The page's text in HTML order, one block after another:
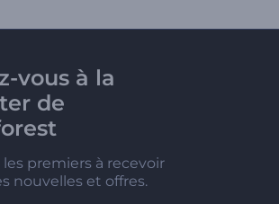
vous à la
de
les premiers à recevoir
nouvelles et offres.